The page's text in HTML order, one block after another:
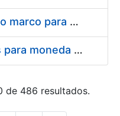
Contratación de acuerdo marco para el Suministro de Material de Electricidad para la Fábrica Nacional de Moneda y Timbre-Real Casa de la Moneda en su centro de trabajo de Burgos
Suministro de estuches para moneda de 30 €
de 486 resultados.